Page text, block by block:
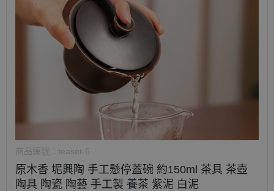
商品編號： teaset-6
原木香 坭興陶 手工懸停蓋碗 約150ml 茶具 茶壺
陶具 陶瓷 陶藝 手工製 養茶 紫泥 白泥